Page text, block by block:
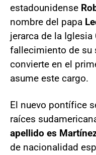
estadounidense
nombre del papa
jerarca de la
fallecimiento de su
convierte en el
asume este cargo.
El nuevo pontífice
raíces
apellido es
de nacionalidad